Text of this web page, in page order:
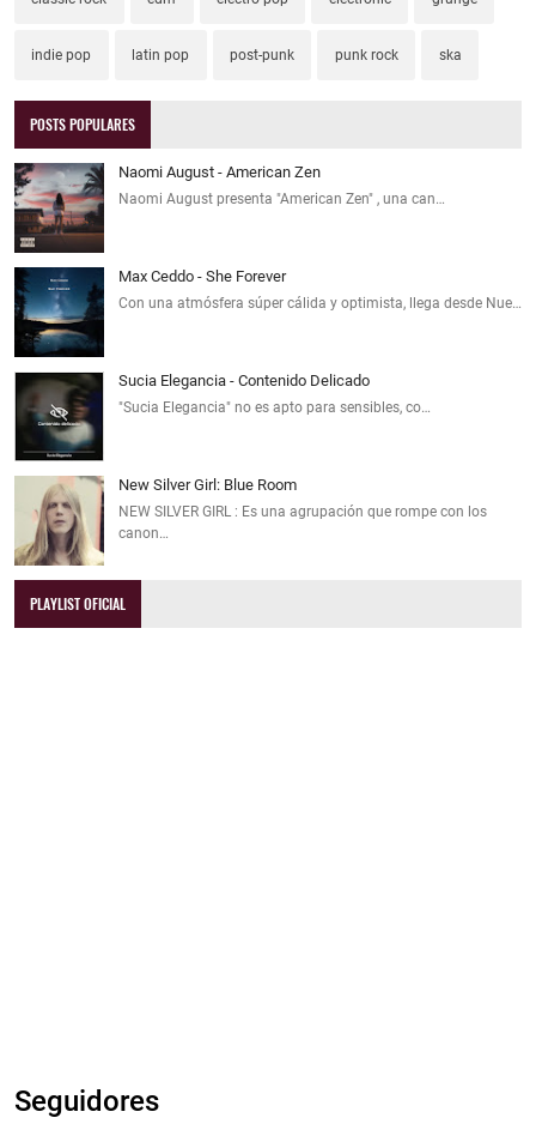
indie pop latin pop post-punk punk rock ska
POSTS POPULARES
Naomi August - American Zen
Naomi August presenta "American Zen" , una can…
Max Ceddo - She Forever
Con una atmósfera súper cálida y optimista, llega desde Nue…
Sucia Elegancia - Contenido Delicado
"Sucia Elegancia" no es apto para sensibles, co…
New Silver Girl: Blue Room
NEW SILVER GIRL : Es una agrupación que rompe con los
canon…
PLAYLIST OFICIAL
Seguidores